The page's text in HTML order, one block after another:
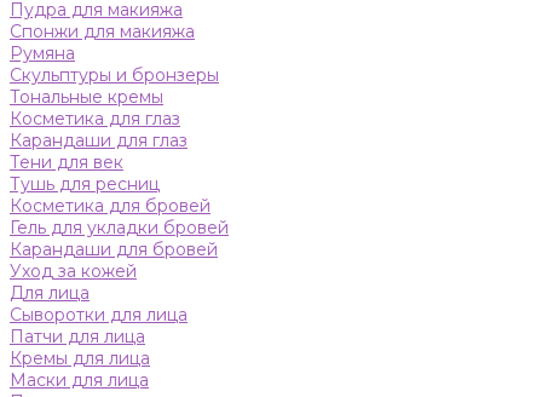
Пудра для макияжа
Спонжи для макияжа
Румяна
Скульптуры и бронзеры
Тональные кремы
Косметика для глаз
Карандаши для глаз
Тени для век
Тушь для ресниц
Косметика для бровей
Гель для укладки бровей
Карандаши для бровей
Уход за кожей
Для лица
Сыворотки для лица
Патчи для лица
Кремы для лица
Маски для лица